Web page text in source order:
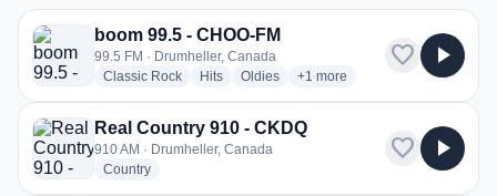
4 Radiosender aus Drumheller
boom 99.5 - CHOO-FM
99.5 FM · Drumheller, Canada
Classic Rockradio stations
Hitsradio stations
Oldiesradio stations
+1 more genres for boom 99.5 -
more
favorite play_arrow
Real Country 910 - CKDQ
910 AM · Drumheller, Canada
Countryradio stations
favorite play_arrow